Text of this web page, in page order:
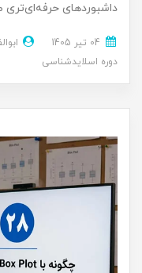
داشبوردهای حرفه‌ای‌تری
دوره اسلایدشناسی